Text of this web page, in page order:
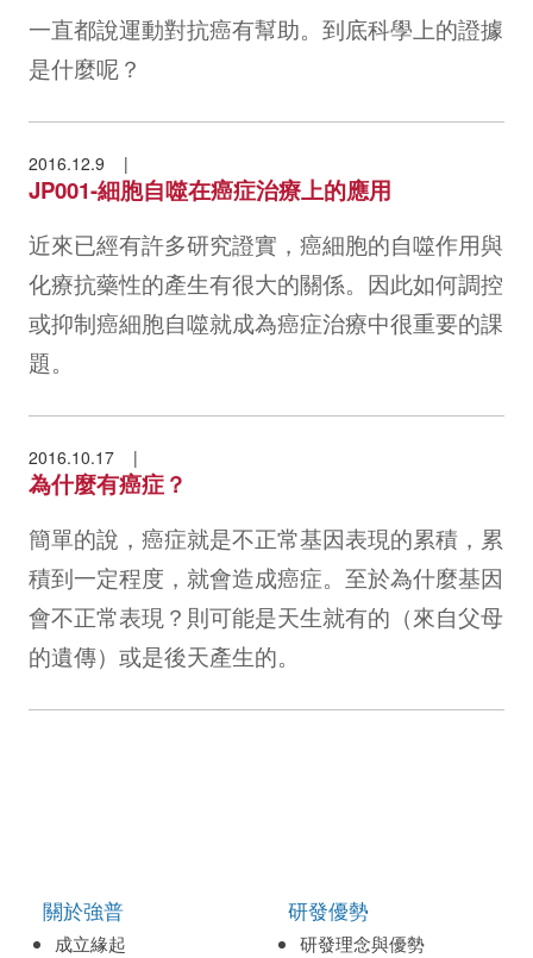
一直都說運動對抗癌有幫助。到底科學上的證據
是什麼呢？
2016.12.9
JP001-細胞自噬在癌症治療上的應用
近來已經有許多研究證實，癌細胞的自噬作用與
化療抗藥性的產生有很大的關係。因此如何調控
或抑制癌細胞自噬就成為癌症治療中很重要的課
題。
2016.10.17
為什麼有癌症？
簡單的說，癌症就是不正常基因表現的累積，累
積到一定程度，就會造成癌症。至於為什麼基因
會不正常表現？則可能是天生就有的（來自父母
的遺傳）或是後天產生的。
關於強普
成立緣起
研發優勢
研發理念與優勢